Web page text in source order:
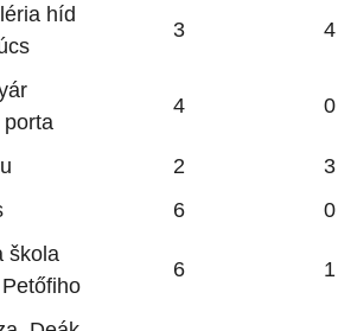
híd
3 4
4 0
2
3
6 0
škola
6 1